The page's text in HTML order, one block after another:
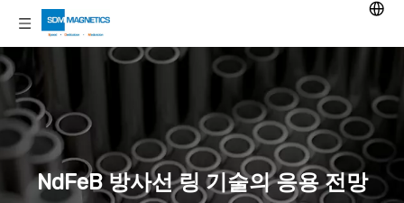
NdFeB 방사선 링 기술의 응용 전망